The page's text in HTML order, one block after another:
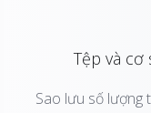
Tệp và
Sao lưu số lượng